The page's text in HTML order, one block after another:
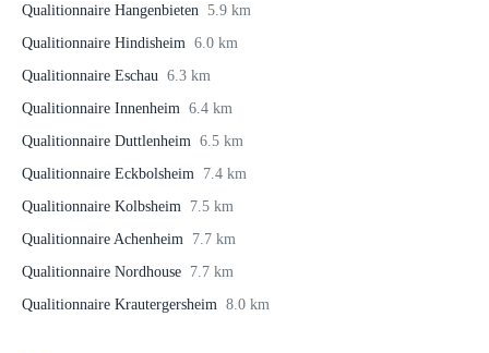
Qualitionnaire Hangenbieten 5.9 km
Qualitionnaire Hindisheim 6.0 km
Qualitionnaire Eschau 6.3 km
Qualitionnaire Innenheim 6.4 km
Qualitionnaire Duttlenheim 6.5 km
Qualitionnaire Eckbolsheim 7.4 km
Qualitionnaire Kolbsheim 7.5 km
Qualitionnaire Achenheim 7.7 km
Qualitionnaire Nordhouse 7.7 km
Qualitionnaire Krautergersheim 8.0 km